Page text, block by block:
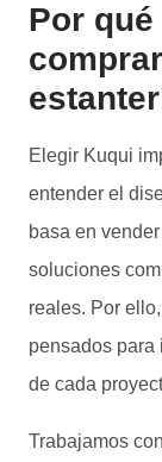
Por
Elegir Kuqui
entender el
basa en
soluciones
reales. Por
pensados para
de cada
Trabajamos